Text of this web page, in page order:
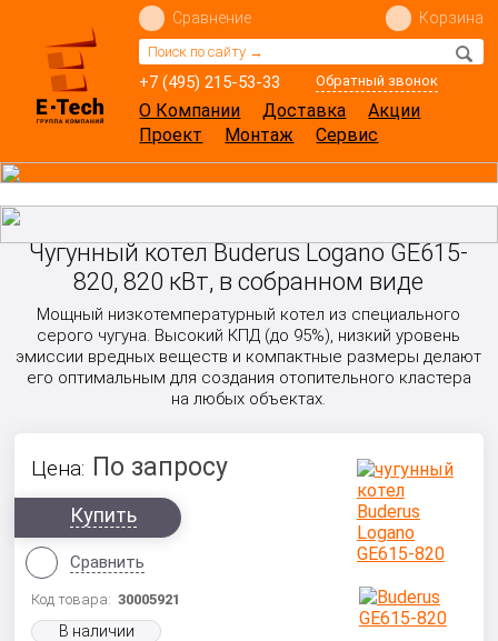
+7 (495) 215-53-33 Обратный звонок
Сравнение Корзина
О Компании Доставка
Акции
Проект
Монтаж Сервис
Чугунный котел Buderus Logano GE615-
820, 820 кВт, в собранном виде
Мощный низкотемпературный котел из специального
серого чугуна. Высокий КПД (до 95%), низкий уровень
эмиссии вредных веществ и компактные размеры делают
его оптимальным для создания отопительного кластера
на любых объектах.
Цена: По запросу
Купить
Сравнить
Код товара:30005921
В наличии